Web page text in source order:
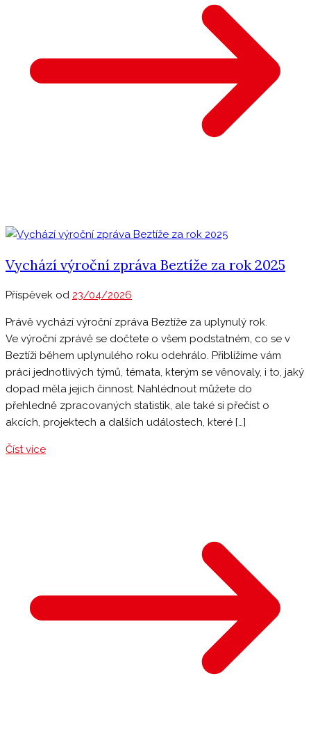
Vychází výroční zpráva Beztíže za rok 2025
Příspěvek od 23/04/2026
Právě vychází výroční zpráva Beztíže za uplynulý rok.
Ve výroční zprávě se dočtete o všem podstatném, co se v
Beztíži během uplynulého roku odehrálo. Přiblížíme vám
práci jednotlivých týmů, témata, kterým se věnovaly, i to, jaký
dopad měla jejich činnost. Nahlédnout můžete do
přehledně zpracovaných statistik, ale také si přečíst o
akcích, projektech a dalších událostech, které […]
Číst více